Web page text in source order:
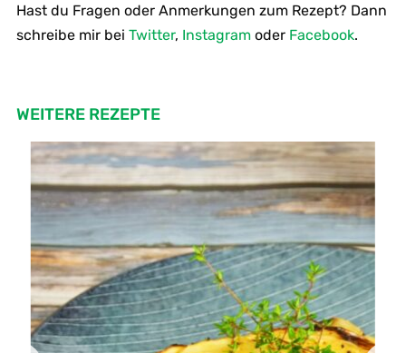
Hast du Fragen oder Anmerkungen zum Rezept? Dann
schreibe mir bei Twitter, Instagramoder Facebook.
WEITERE REZEPTE